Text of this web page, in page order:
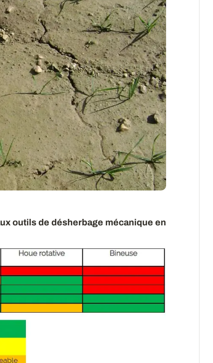
outils de désherbage mécanique en